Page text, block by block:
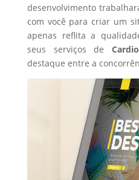
desenvolvimento
com você para criar um
apenas reflita a
seus serviços de
destaque entre a